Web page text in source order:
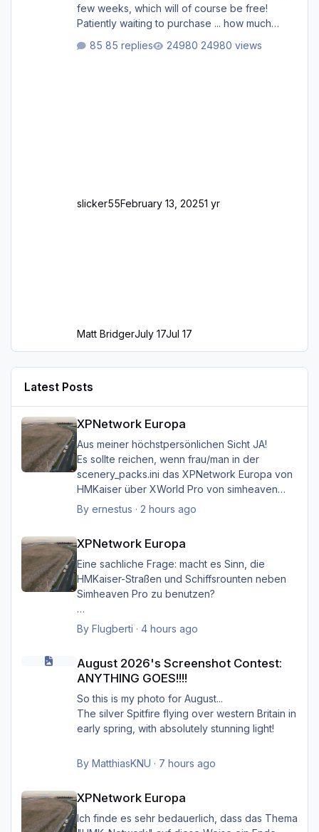
few weeks, which will of course be free!
Patiently waiting to purchase ... how much
85 replies 24980 views
slicker55February 13, 20251 yr
Matt BridgerJuly 17Jul 17
Latest Posts
XPNetwork Europa
Aus meiner höchstpersönlichen Sicht JA!
Es sollte reichen, wenn frau/man in der
scenery_packs.ini das XPNetwork Europa von
HMKaiser über XWorld Pro von simheaven
angeordnet hat. Es ist aufgrund der im
XPNetwork gesetzten Exclusions nicht einmal
Aerials, ships, roads - nicht zu
installieren/aktivieren.
Frau/man hat dann überall (in Europa) wo
XPNetwork Europa aktiv ist die Roads,
Schiffsrouten und Aerials von XPNetwork
anstelle jener von Simheaven.
Ernst
By ernestus · 2 hours ago
XPNetwork Europa
Eine sachliche Frage: macht es Sinn, die
HMKaiser-Straßen und Schiffsrounten neben
Simheaven Pro zu benutzen?
Wenn ja, wie? Einfach die Simheaven-Layer
"12-net2-ships" und "13-net3-roads"
"HMK__*"-Ordner benutzen?
Das macht aber dann nur für Deutschland
Sinn?
By Flugberti · 4 hours ago
August 2026's Screenshot Contest:
ANYTHING GOES!!!!
So this is my photo for August...
The silver Spitfire flying over western Britain in
early spring, with absolutely stunning light!
By MatthiasKNU · 7 hours ago
XPNetwork Europa
Ich finde es sehr bedauerlich, dass das Thema